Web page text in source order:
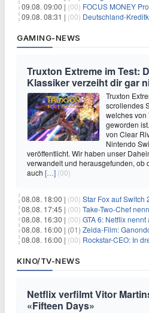
09.08. 09:00 | (00) FOCUS MONEY Probeabo:
09.08. 08:31 | (00) Deutschland-Kreditkarte
GAMING-NEWS
Truxton Extreme im Test:
Klassiker verzeiht dir gar
Truxton
scrollendes
welches von
geworden
von Clear
Nintendo
veröffentlicht. Wir haben unser
verwandelt und herausgefunden, ob
auch […] (00)
08.08. 18:00 | (00) Star Fox auf Switch
08.08. 17:45 | (00) Take-Two-Chef nennt GTA 6
08.08. 16:30 | (00) GTA 6: Netflix nennt
08.08. 16:00 | (01) Zelda-Film: Ganondorf,
08.08. 16:00 | (00) Rockstar-CEO: In drei
KINO/TV-NEWS
Netflix verfilmt Vitor
«Fifteen Days»